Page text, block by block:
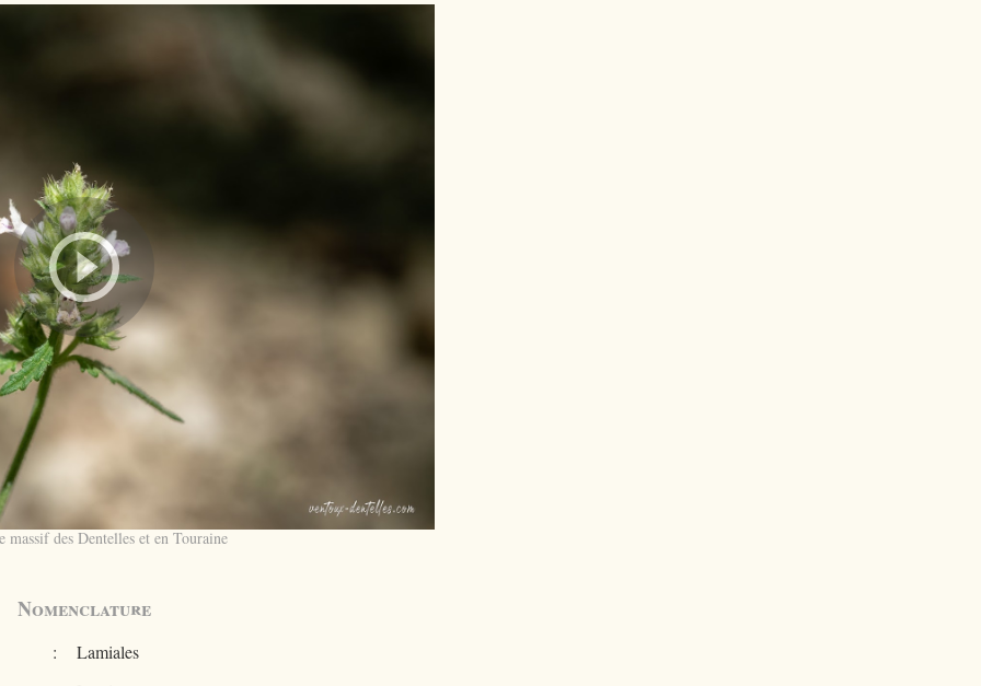
massif des Dentelles et en Touraine
Nomenclature
:
Lamiales